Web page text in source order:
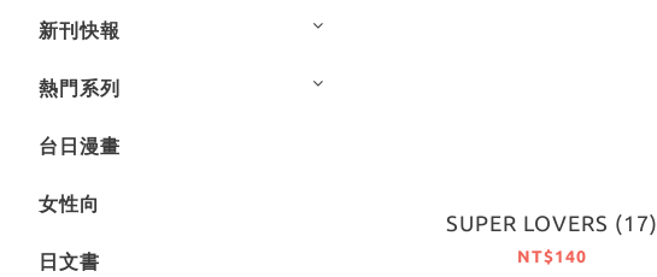
新刊快報
熱門系列
台日漫畫
女性向
日文書
SUPER LOVERS (17)
NT$140